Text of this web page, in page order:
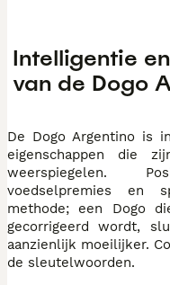
Intelligentie
van de Dogo
De Dogo Argentino is
eigenschappen die
weerspiegelen.
voedselpremies en
methode; een Dogo
gecorrigeerd wordt,
aanzienlijk moeilijker.
de sleutelwoorden.